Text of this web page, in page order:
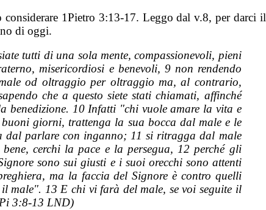
1Pietro 3:13-17. Leggo dal v.8, per darci il
di oggi.
tutti di una sola mente, compassionevoli, pieni
misericordiosi e benevoli, 9 non rendendo
od oltraggio per oltraggio ma, al contrario,
che a questo siete stati chiamati, affinché
benedizione. 10 Infatti "chi vuole amare la vita e
buoni giorni, trattenga la sua bocca dal male e le
dal parlare con inganno; 11 si ritragga dal male
cerchi la pace e la persegua, 12 perché gli
sono sui giusti e i suoi orecchi sono attenti
ma la faccia del Signore è contro quelli
ilmale". 13 E chi vi farà del male, se voi seguite il
3:8-13 LND)